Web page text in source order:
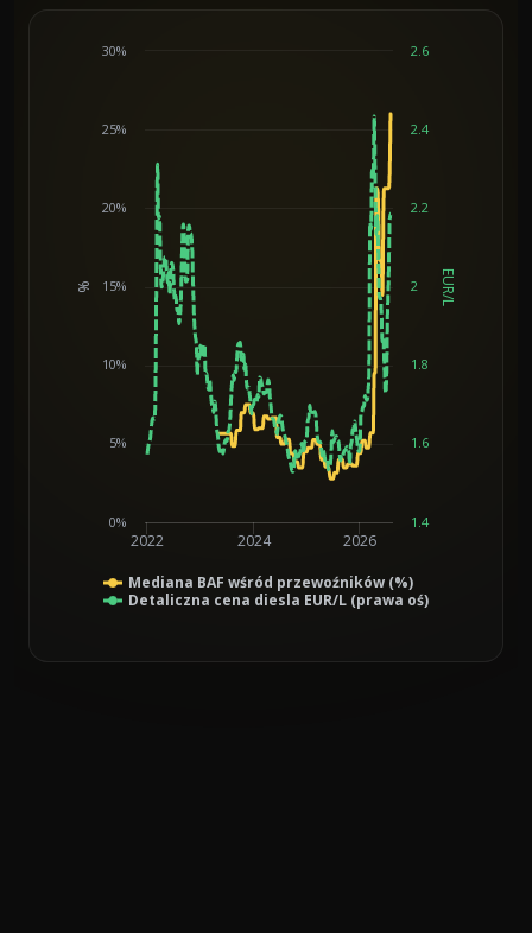
% EUR/L
Mediana BAF wśród przewoźników (%)
Detaliczna cena diesla EUR/L (prawa oś)
2022 2024 2026
0%
5%
10%
15%
20%
25%
30%
1.4
1.6
1.8
2
2.2
2.4
2.6